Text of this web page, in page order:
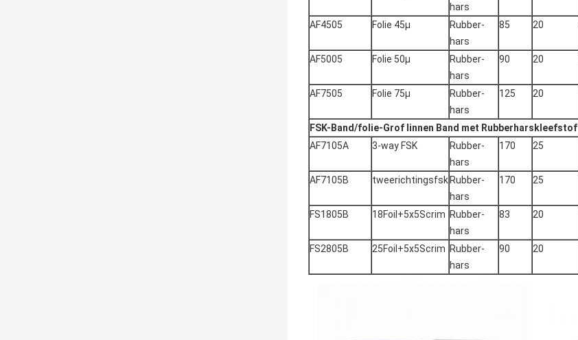
hars
AF4505 Folie 45μ
Rubber-
hars
85 20
AF5005 Folie 50μ
Rubber-
hars
90 20
AF7505 Folie 75μ
Rubber-
hars
125 20
FSK-Band/folie-Grof linnen Band met Rubberharskleefstof
AF7105A
3-way FSK
Rubber-
hars
170 25
AF7105B tweerichtingsfskRubber-
hars
170 25
FS1805B 18Foil+5x5Scrim Rubber-
hars
83 20
FS2805B 25Foil+5x5Scrim Rubber-
hars
90 20